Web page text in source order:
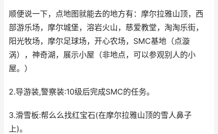
顺便说一下，点地图就能去的地方有：摩尔拉雅山顶，西
部游乐场，摩尔城堡，溶岩火山，慈爱教堂，淘淘乐街，
阳光牧场，摩尔足球场，开心农场，SMC基地（点漩
涡），神奇湖，展示小屋（非地点，可以参观别人的小
屋。）
2.导游装,警察装:10级后完成SMC的任务。
3.滑雪板:帮么么找红宝石(在摩尔拉雅山顶的雪人鼻子
上)。